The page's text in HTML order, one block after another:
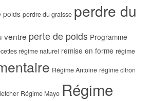
poids perdre du graisse perdre du
ventre perte de poids Programme
régime naturel remise en forme régime
Régime Antoine régime citron
Régime Mayo Régime